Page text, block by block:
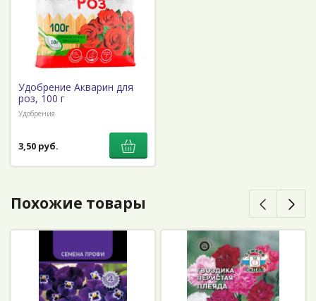
Удобрение Акварин для
роз, 100 г
Удобрения
3,50 руб.
Похожие товары